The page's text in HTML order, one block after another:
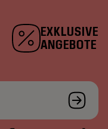
EXKLUSIVE
ANGEBOTE